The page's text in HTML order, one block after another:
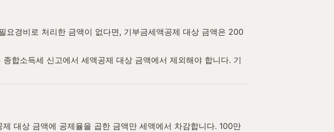
경비로 처리한 금액이 없다면, 기부금세액공제 대상 금액은 200
합소득세 신고에서 세액공제 대상 금액에서 제외해야 합니다. 기
대상 금액에 공제율을 곱한 금액만 세액에서 차감합니다. 100만